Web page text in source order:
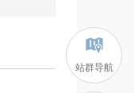
站群导航